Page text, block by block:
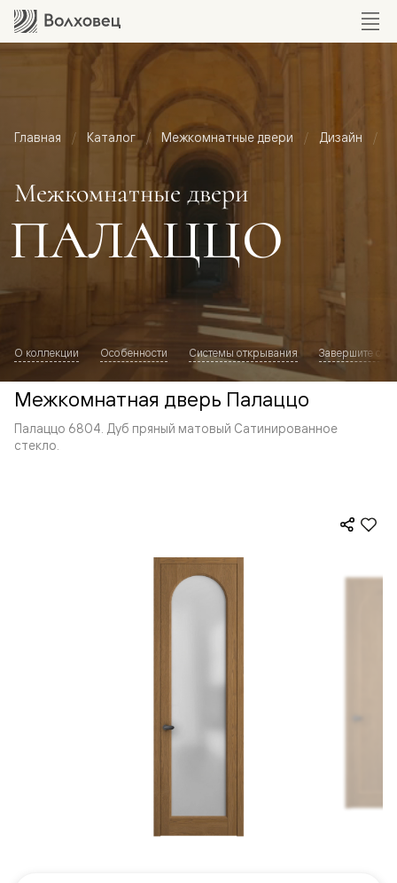
Главная Каталог Межкомнатные двери Дизайн
Межкомнатные двери
ПАЛАЦЦО
О коллекции Особенности Системы открывания Завершите
Межкомнатная дверь Палаццо
Палаццо 6804. Дуб пряный матовый Сатинированное
стекло.